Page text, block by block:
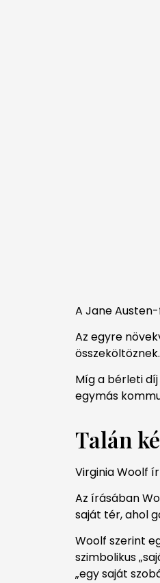
A Jane
Az egyre
összeköltöznek.
Míg a bérleti
egymás
Talán
Virginia Woolf
Az írásában
saját tér, ahol
Woolf szerint
szimbolikus
„egy saját